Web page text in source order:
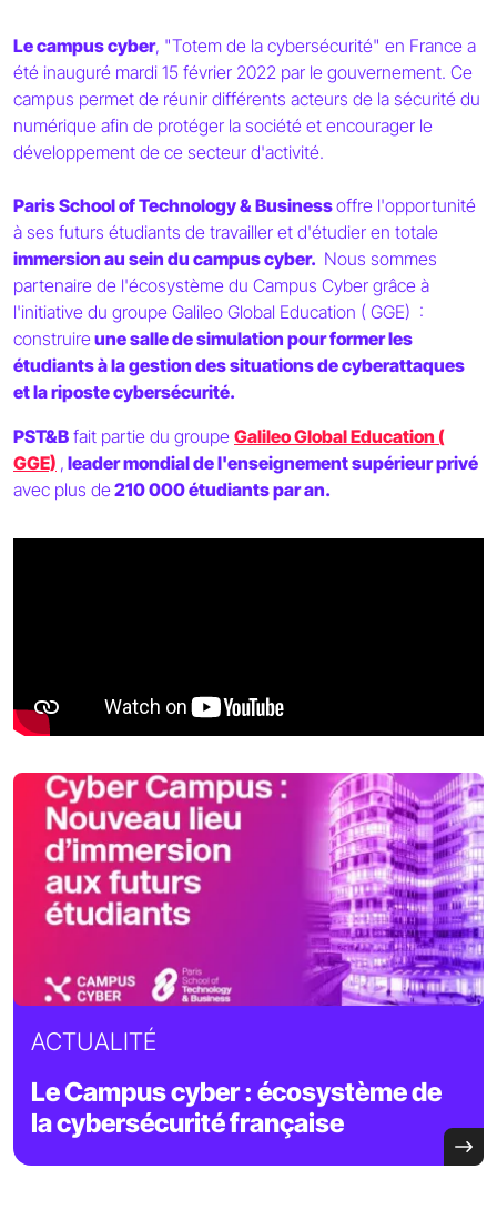
Le campus cyber, "Totem de la cybersécurité" en France a
été inauguré mardi 15 février 2022 par le gouvernement. Ce
campus permet de réunir différents acteurs de la sécurité du
numérique afin de protéger la société et encourager le
développement de ce secteur d'activité.
Paris School of Technology & Businessoffre l'opportunité
à ses futurs étudiants de travailler et d'étudier en totale
immersion au sein du campus cyber. Nous sommes
partenaire de l'écosystème du Campus Cyber grâce à
l'initiative du groupe Galileo Global Education ( GGE) :
construireune salle de simulation pour former les
étudiants à la gestion des situations de cyberattaques
et la riposte cybersécurité.
PST&B fait partie du groupe Galileo Global Education (
GGE) , leader mondial de l'enseignement supérieur privé
avec plus de210 000 étudiants par an.
ACTUALITÉ
Le Campus cyber : écosystème de
la cybersécurité française